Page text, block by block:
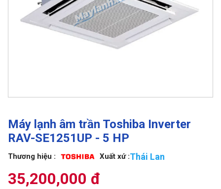
Máy lạnh âm trần Toshiba Inverter
RAV-SE1251UP - 5 HP
Thương hiệu : Xuất xứ :Thái Lan
35,200,000 đ